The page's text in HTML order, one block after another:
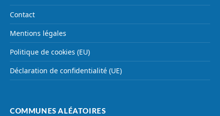
Contact
Mentions légales
Politique de cookies (EU)
Déclaration de confidentialité (UE)
COMMUNES ALÉATOIRES